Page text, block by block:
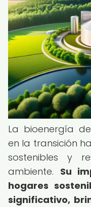
La bioenergía
en la transición
sostenibles y
ambiente. Su
hogares
significativo,